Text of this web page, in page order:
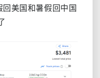
美国和暑假回中国